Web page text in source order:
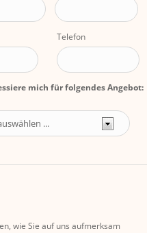
Telefon
mich für folgendes Angebot:
wie Sie auf uns aufmerksam